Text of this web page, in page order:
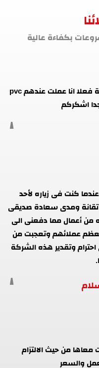
بكفاءة عالية
شتر ايجيبت شركة ممتازة و مضمونة فعلا انا عملت عندهم pvc
اشكركم
كنت فى زياره لأحد
ومدى سعادة صديقى
من أعمال مما دفعنى الى
عملائهم وتعجبت من
وتقدير هذه الشركة
من حيث الالتزام
والسعر